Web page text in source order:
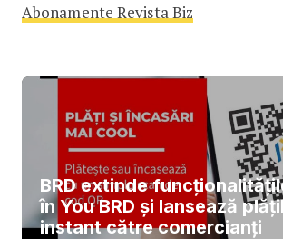
Abonamente Revista Biz
BRD extinde
în You BRD și lansează
instant către comercianți